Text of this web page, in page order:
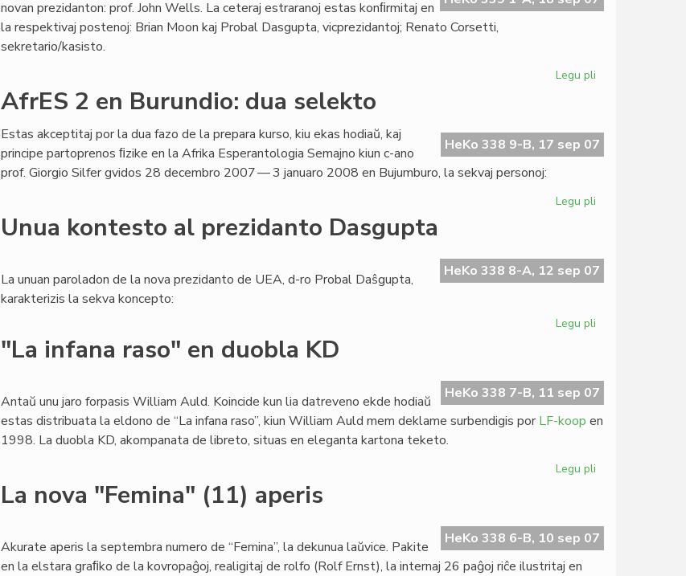
novan prezidanton: prof. John Wells. La ceteraj estraranoj estas konﬁrmitaj en
la respektivaj postenoj: Brian Moon kaj Probal Dasgupta, vicprezidantoj; Renato Corsetti,
sekretario/kasisto.
Legu pli
sed...
AfrES 2 en Burundio: dua selekto
HeKo 338 9-B, 17 sep 07
Estas akceptitaj por la dua fazo de la prepara kurso, kiu ekas hodiaŭ, kaj
principe partoprenos ﬁzike en la Afrika Esperantologia Semajno kiun c-ano
prof. Giorgio Silfer gvidos 28 decembro 2007 — 3 januaro 2008 en Bujumburo, la sekvaj personoj:
Legu pli
Burundio:
dua
Unua kontesto al prezidanto Dasgupta
HeKo 338 8-A, 12 sep 07
La unuan paroladon de la nova prezidanto de UEA, d-ro Probal Daŝgupta,
karakterizis la sekva koncepto:
Legu pli
prezidanto
Dasgupta
"La infana raso" en duobla KD
HeKo 338 7-B, 11 sep 07
Antaŭ unu jaro forpasis William Auld. Koincide kun lia datreveno ekde hodiaŭ
estas distribuata la eldono de “La infana raso”, kiun William Auld mem deklame surbendigis porLF-koop en
1998. La duobla KD, akompanata de libreto, situas en eleganta kartona teketo.
Legu pli
en
duobla
La nova "Femina" (11) aperis
HeKo 338 6-B, 10 sep 07
Akurate aperis la septembra numero de “Femina”, la dekunua laŭvice. Pakite
en la elstara graﬁko de la kovropaĝoj, realigitaj de rolfo (Rolf Ernst), la internaj 26 paĝoj riĉe ilustritaj en